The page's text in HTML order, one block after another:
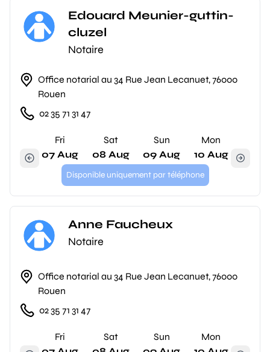
Edouard Meunier-guttin-
cluzel
Notaire
Office notarial au 34 Rue Jean Lecanuet, 76000
Rouen
02 35 71 31 47
Fri
07 Aug
Sat
08 Aug
Sun
09 Aug
Mon
10 Aug
Disponible uniquement par téléphone
Anne Faucheux
Notaire
Office notarial au 34 Rue Jean Lecanuet, 76000
Rouen
02 35 71 31 47
Fri
Sat
Sun
Mon